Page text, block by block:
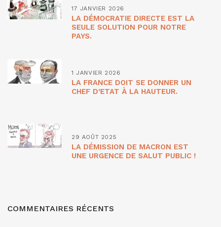
17 JANVIER 2026
LA DÉMOCRATIE DIRECTE EST LA
SEULE SOLUTION POUR NOTRE
PAYS.
1 JANVIER 2026
LA FRANCE DOIT SE DONNER UN
CHEF D’ETAT À LA HAUTEUR.
29 AOÛT 2025
LA DÉMISSION DE MACRON EST
UNE URGENCE DE SALUT PUBLIC !
COMMENTAIRES RÉCENTS